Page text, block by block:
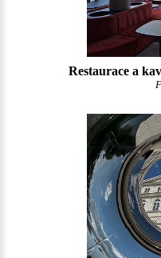
Restaurace a